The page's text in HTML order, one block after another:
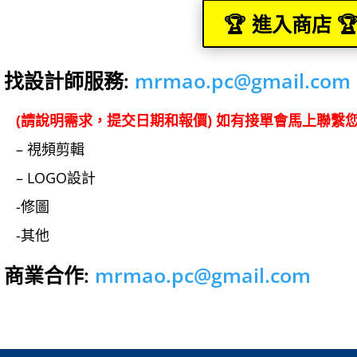
🏆 進入商店
設計師服務: mrmao.pc@gmail.com
(請說明需求，提交日期和報價) 如有接單會馬上聯繫
– 視頻剪輯
– LOGO設計
-修圖
-其他
業合作: mrmao.pc@gmail.com